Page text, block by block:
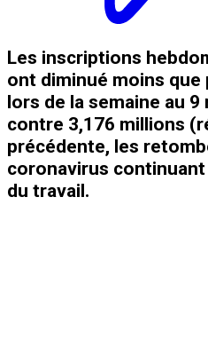
Les inscriptions
ont diminué moins que
lors de la semaine au 9
contre 3,176 millions
précédente, les
coronavirus
du travail.